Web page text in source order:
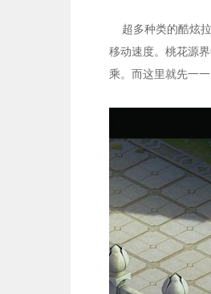
超多种类的酷炫拉
移动速度。桃花源
乘。而这里就先一